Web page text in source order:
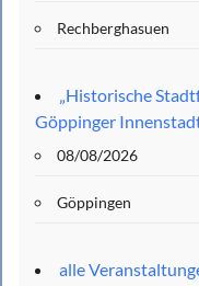
Rechberghasuen
„Historische
Göppinger
08/08/2026
Göppingen
alle